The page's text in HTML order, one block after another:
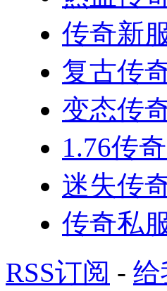
传奇新
复古传
变态传
1.76传奇
迷失传
传奇私
RSS订阅 - 给